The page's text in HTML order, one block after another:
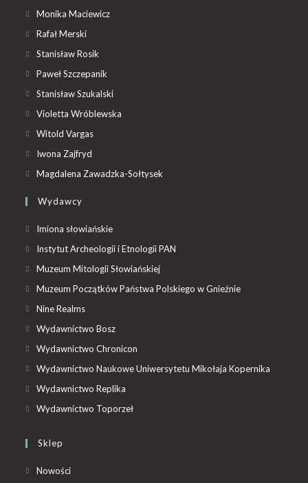
Monika Maciewicz
Rafał Merski
Stanisław Rosik
Paweł Szczepanik
Stanisław Szukalski
Violetta Wróblewska
Witold Vargas
Iwona Zajfryd
Magdalena Zawadzka-Sołtysek
Wydawcy
Imiona słowiańskie
Instytut Archeologii i Etnologii PAN
Muzeum Mitologii Słowiańskiej
Muzeum Początków Państwa Polskiego w Gnieźnie
Nine Realms
Wydawnictwo Bosz
Wydawnictwo Chronicon
Wydawnictwo Naukowe Uniwersytetu Mikołaja Kopernika
Wydawnictwo Replika
Wydawnictwo Toporzeł
Sklep
Nowości